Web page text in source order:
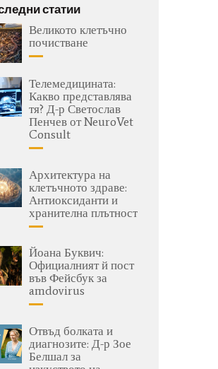
статии
Великото клетъчно
почистване
Телемедицината:
Какво представлява
тя? Д-р Светослав
Пенчев от NeuroVet
Consult
Архитектура на
клетъчното здраве:
Антиоксиданти и
хранителна плътност
Йоана Буквич:
Официалният й пост
във Фейсбук за
amdovirus
Отвъд болката и
диагнозите: Д-р Зое
Белшал за